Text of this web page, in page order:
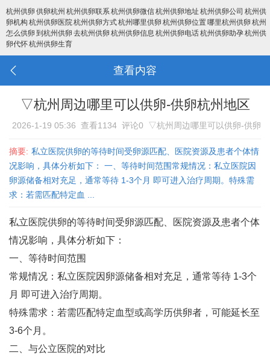
杭州供卵 供卵杭州 杭州供卵联系杭州供卵微信杭州供卵地址 杭州供卵公司 杭州供
卵机构 杭州供卵医院杭州供卵方式杭州哪里供卵 杭州供卵位置哪里杭州供卵 杭州
怎么供卵 到杭州供卵 去杭州供卵 杭州供卵信息 杭州供卵电话杭州供卵助孕杭州供
卵代怀杭州供卵生育
查看内容
▽杭州周边哪里可以供卵-供卵杭州地区
2026-1-19 05:36 查看1134 评论0
▽杭州周边哪里可以供卵-供卵
摘要: 私立医院供卵的等待时间受卵源匹配、医院资源及患者个体情
况影响，具体分析如下： 一、等待时间范围常规情况‌：私立医院因
卵源储备相对充足，通常等待 ‌1-3个月‌ 即可进入治疗周期‌。特殊需
求‌：若需匹配特定血 ...
私立医院供卵的等待时间受卵源匹配、医院资源及患者个体
情况影响，具体分析如下：
一、等待时间范围
常规情况‌：私立医院因卵源储备相对充足，通常等待 ‌1-3个
月‌ 即可进入治疗周期‌。
特殊需求‌：若需匹配特定血型或高学历供卵者，可能延长至
‌3-6个月‌‌。
二、与公立医院的对比